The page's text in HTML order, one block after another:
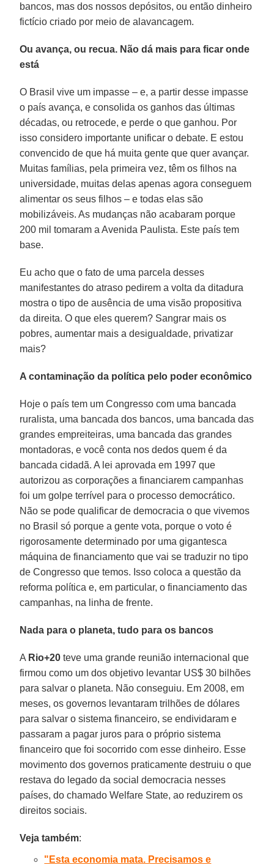
bancos, mas dos nossos depósitos, ou então dinheiro
fictício criado por meio de alavancagem.
Ou avança, ou recua. Não dá mais para ficar onde
está
O Brasil vive um impasse – e, a partir desse impasse
o país avança, e consolida os ganhos das últimas
décadas, ou retrocede, e perde o que ganhou. Por
isso considero importante unificar o debate. E estou
convencido de que há muita gente que quer avançar.
Muitas famílias, pela primeira vez, têm os filhos na
universidade, muitas delas apenas agora conseguem
alimentar os seus filhos – e todas elas são
mobilizáveis. As mudanças não acabaram porque
200 mil tomaram a Avenida Paulista. Este país tem
base.
Eu acho que o fato de uma parcela desses
manifestantes do atraso pedirem a volta da ditadura
mostra o tipo de ausência de uma visão propositiva
da direita. O que eles querem? Sangrar mais os
pobres, aumentar mais a desigualdade, privatizar
mais?
A contaminação da política pelo poder econômico
Hoje o país tem um Congresso com uma bancada
ruralista, uma bancada dos bancos, uma bancada das
grandes empreiteiras, uma bancada das grandes
montadoras, e você conta nos dedos quem é da
bancada cidadã. A lei aprovada em 1997 que
autorizou as corporações a financiarem campanhas
foi um golpe terrível para o processo democrático.
Não se pode qualificar de democracia o que vivemos
no Brasil só porque a gente vota, porque o voto é
rigorosamente determinado por uma gigantesca
máquina de financiamento que vai se traduzir no tipo
de Congresso que temos. Isso coloca a questão da
reforma política e, em particular, o financiamento das
campanhas, na linha de frente.
Nada para o planeta, tudo para os bancos
A Rio+20 teve uma grande reunião internacional que
firmou como um dos objetivo levantar US$ 30 bilhões
para salvar o planeta. Não conseguiu. Em 2008, em
meses, os governos levantaram trilhões de dólares
para salvar o sistema financeiro, se endividaram e
passaram a pagar juros para o próprio sistema
financeiro que foi socorrido com esse dinheiro. Esse
movimento dos governos praticamente destruiu o que
restava do legado da social democracia nesses
países, do chamado Welfare State, ao reduzirem os
direitos sociais.
Veja também:
"Esta economia mata. Precisamos e